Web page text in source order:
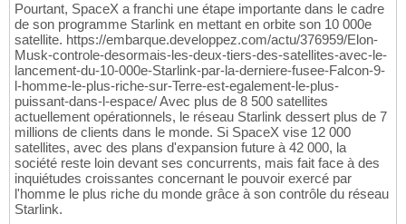
Pourtant, SpaceX a franchi une étape importante dans le cadre
de son programme Starlink en mettant en orbite son 10 000e
satellite. https://embarque.developpez.com/actu/376959/Elon-
Musk-controle-desormais-les-deux-tiers-des-satellites-avec-le-
lancement-du-10-000e-Starlink-par-la-derniere-fusee-Falcon-9-
l-homme-le-plus-riche-sur-Terre-est-egalement-le-plus-
puissant-dans-l-espace/ Avec plus de 8 500 satellites
actuellement opérationnels, le réseau Starlink dessert plus de 7
millions de clients dans le monde. Si SpaceX vise 12 000
satellites, avec des plans d'expansion future à 42 000, la
société reste loin devant ses concurrents, mais fait face à des
inquiétudes croissantes concernant le pouvoir exercé par
l'homme le plus riche du monde grâce à son contrôle du réseau
Starlink.